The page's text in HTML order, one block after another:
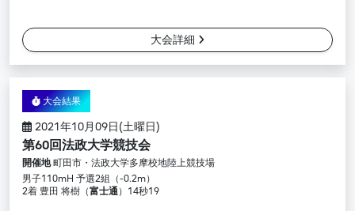
大会詳細
大会結果
2021年10月09日(土曜日)
第60回法政大学競技会
開催地町田市・法政大学多摩校地陸上競技場
男子110mH 予選2組（-0.2m）
2着 豊田 将樹（富士通）14秒19